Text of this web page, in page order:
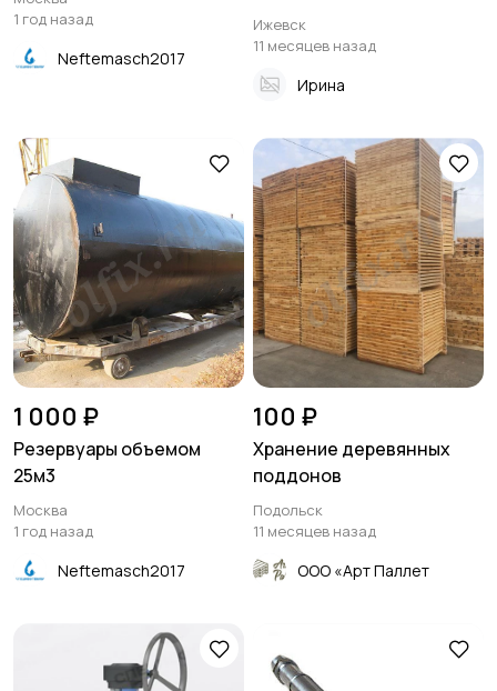
1 год назад
Neftemasch2017
Ижевск
11 месяцев назад
Ирина
1 000 ₽
Резервуары объемом
25м3
Москва
1 год назад
Neftemasch2017
100 ₽
Хранение деревянных
поддонов
Подольск
11 месяцев назад
ООО «Арт Паллет